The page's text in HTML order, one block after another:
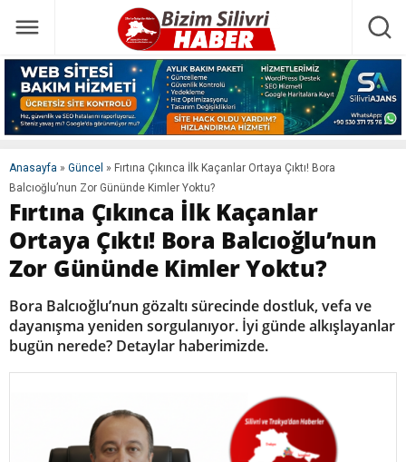
Anasayfa » Güncel » Fırtına Çıkınca İlk Kaçanlar Ortaya Çıktı! Bora
Balcıoğlu’nun Zor Gününde Kimler Yoktu?
Fırtına Çıkınca İlk Kaçanlar
Ortaya Çıktı! Bora Balcıoğlu’nun
Zor Gününde Kimler Yoktu?
Bora Balcıoğlu’nun gözaltı sürecinde dostluk, vefa ve
dayanışma yeniden sorgulanıyor. İyi günde alkışlayanlar
bugün nerede? Detaylar haberimizde.